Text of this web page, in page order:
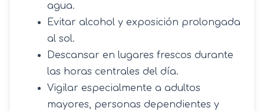
agua.
Evitar alcohol y exposición prolongada
al sol.
Descansar en lugares frescos durante
las horas centrales del día.
Vigilar especialmente a adultos
mayores, personas dependientes y